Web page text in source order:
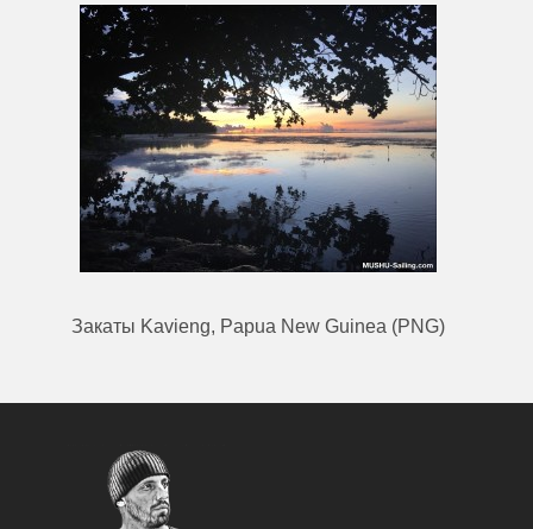
Закаты Kavieng, Papua New Guinea (PNG)